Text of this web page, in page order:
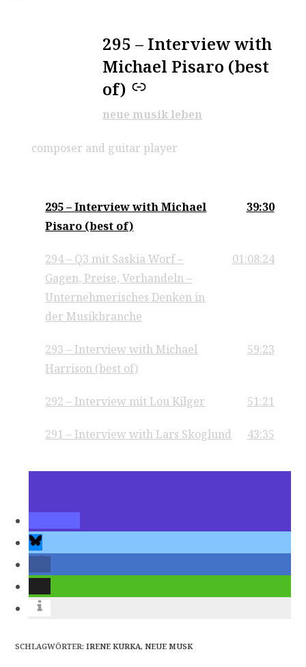
295 – Interview with
Michael Pisaro (best
of)
–
neue musik leben
composer and guitar player
295 – Interview with Michael
Pisaro (best of)
39:30
294 – Q3 mit Saskia Worf –
Gagen, Preise, Verhandeln –
Unternehmerisches Denken in
der Musikbranche
01:08:24
293 – Interview with Michael
Harrison (best of)
59:23
292 – Interview mit Lou Kilger 51:21
291 – Interview with Lars Skoglund 43:35
SCHLAGWÖRTER:IRENE KURKA, NEUE MUSK